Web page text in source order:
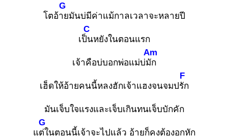
โตอ้าย
G
มันบ่มีค่าแม้กาลเวลาจะหลายปี
เป็น
C
หยังในตอนแรก
เจ้าคือบ่บอกพ่อแม่บ่มัก
Am
เฮ็ดให้อ้ายคนนี้หลงฮักเจ้าแฮงจนจมปรัก
F
มันเจ็บใจแรงและเจ็บเกินทนเจ็บบักคัก
แต่ใ
G
นตอนนี้เจ้าจะไปแล้ว อ้ายก็คงต้องอกหัก